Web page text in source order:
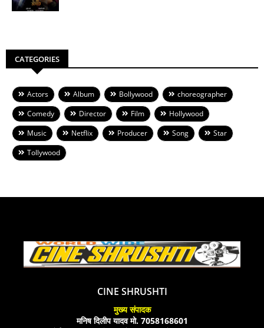
CATEGORIES
Actors Album Bollywood
choreographer
Comedy
Director Film
Hollywood
Music
Netflix Producer Song
Star
Tollywood
CINE SHRUSHTI
मुख्य संपादक
मनिष दिलीप यादव मो. 7058168601